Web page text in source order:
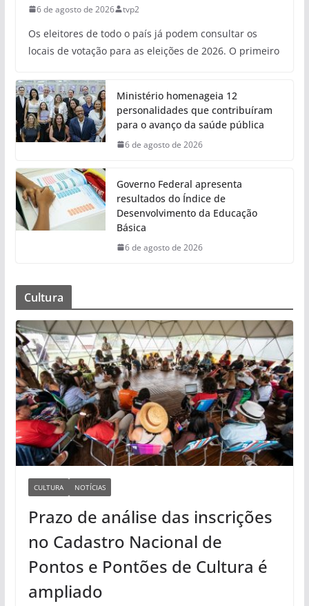
6 de agosto de 2026 tvp2
Os eleitores de todo o país já podem consultar os
locais de votação para as eleições de 2026. O primeiro
Ministério homenageia 12
personalidades que contribuíram
para o avanço da saúde pública
6 de agosto de 2026
Governo Federal apresenta
resultados do Índice de
Desenvolvimento da Educação
Básica
6 de agosto de 2026
Cultura
CULTURA NOTÍCIAS
Prazo de análise das inscrições
no Cadastro Nacional de
Pontos e Pontões de Cultura é
ampliado